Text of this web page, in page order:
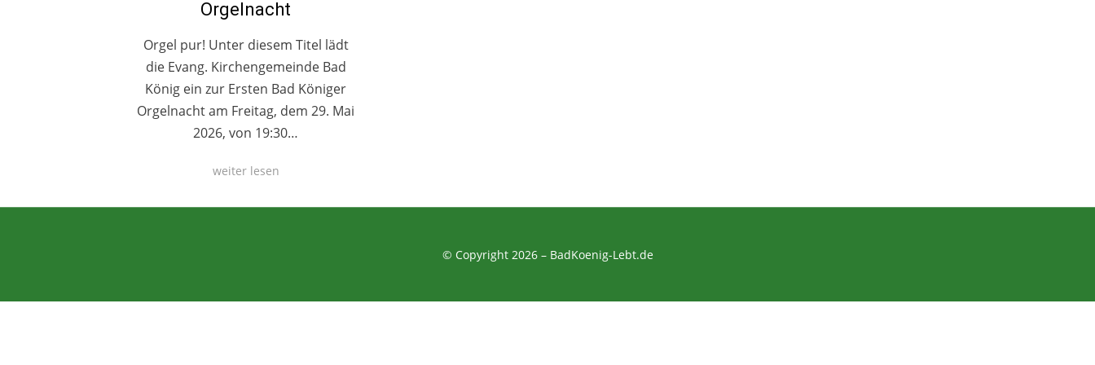
Orgelnacht
Orgel pur! Unter diesem Titel lädt
die Evang. Kirchengemeinde Bad
König ein zur Ersten Bad Königer
Orgelnacht am Freitag, dem 29. Mai
2026, von 19:30…
weiter lesen
© Copyright 2026 – BadKoenig-Lebt.de